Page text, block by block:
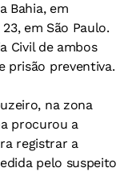
Bahia, em
em São Paulo.
Civil de ambos
prisão preventiva.
na zona
procurou a
registrar a
pelo suspeito